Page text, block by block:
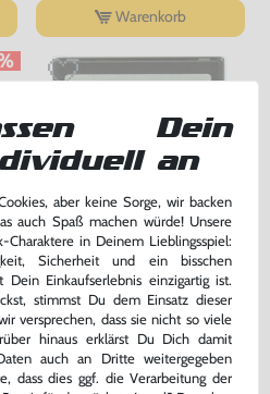
Warenkorb
Centipede #Silverlabel
Modul, gebraucht
nur16,99 €
Dein
an
aber keine Sorge, wir backen
auch Spaß machen würde! Unsere
in Deinem Lieblingsspiel:
Sicherheit und ein bisschen
Dein Einkaufserlebnis einzigartig ist.
stimmst Du dem Einsatz dieser
versprechen, dass sie nicht so viele
hinaus erklärst Du Dich damit
auch an Dritte weitergegeben
dass dies ggf. die Verarbeitung der